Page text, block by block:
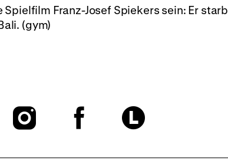
Franz-Josef Spiekers sein: Er starb
(gym)
To
To
To